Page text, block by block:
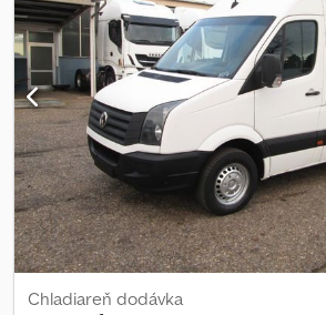
Elektrické ovládanie okien - Diaľkovo
zamykanie - Hmlové svetlá - Rádio - Rádio s
Ďalšie informácie = Všeobecné informácie
Modelový rok: 2026 Cedpfey Tk U Eex
informácie Počet valcov: 5 Objem motora: 2
prevodových stupňov, manuálna Hmotnosti
hmotnosť: 1 671 kg Nosnosť: 1 009 kg
Max. prívesové zaťaženie: 1 820 kg
Interiér Farba interiéru: čierna Stav Počet
ovládač) Bezpečnosť produktu Výrobca:
Ootmarsumseweg 110, 7665SE ALBERGEN,
Chladiareň dodávka